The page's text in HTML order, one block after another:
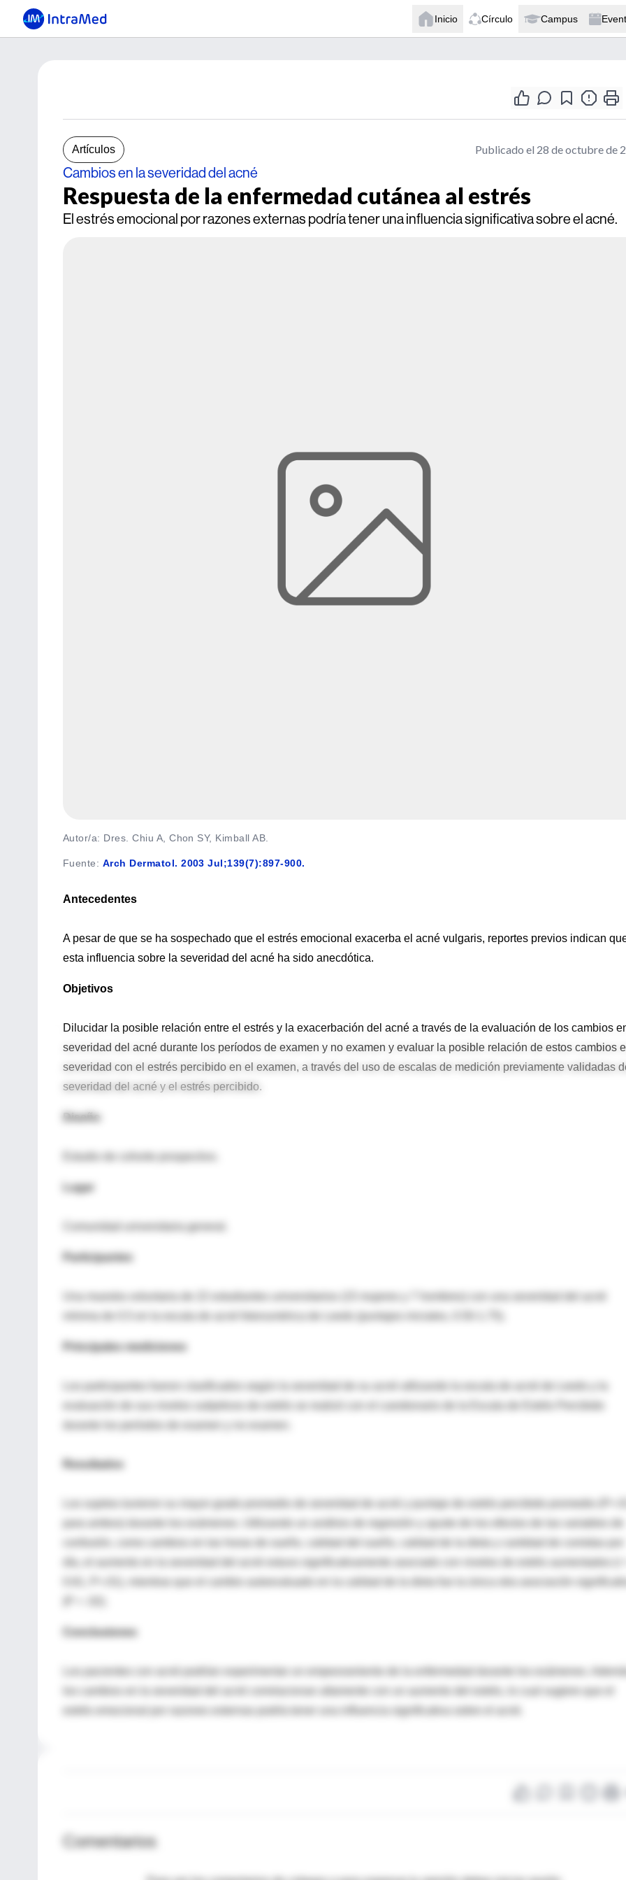
Inicio Círculo Campus
Artículos Publicado el 28 de octubre de
Cambios en la severidad del acné
Respuesta de la enfermedad cutánea al estrés
El estrés emocional por razones externas podría tener una influencia significativa sobre el acné.
Autor/a: Dres. Chiu A, Chon SY, Kimball AB.
Fuente: Arch Dermatol. 2003 Jul;139(7):897-900.
Antecedentes
A pesar de que se ha sospechado que el estrés emocional exacerba el acné vulgaris, reportes previos indican
esta influencia sobre la severidad del acné ha sido anecdótica.
Objetivos
Dilucidar la posible relación entre el estrés y la exacerbación del acné a través de la evaluación de los cambios
severidad del acné durante los períodos de examen y no examen y evaluar la posible relación de estos cambios
severidad con el estrés percibido en el examen, a través del uso de escalas de medición previamente validadas
severidad del acné y el estrés percibido.
Diseño
Lugar
Comunidad universitaria general.
Participantes
mínima de 0.5 en la escala de acné fotonumérica de Leeds (puntajes iniciales, 0.50-1.75).
Principales mediciones
Los participantes fueron clasificados según la severidad de su acné utilizando la escala de acné de Leeds y la
Resultados
Los sujetos tuvieron su mayor grado promedio de severidad de acné y puntaje de estrés percibido promedio
para ambos) durante los exámenes. Utilizando un análisis de regresión y ajuste de los efectos de las variables de
día, el aumento en la severidad del acné estuvo significativamente asociado con niveles de estrés aumentados (r
0.61, P<.01), mientras que el cambio autoevaluado en la calidad de la dieta fue la única otra asociación
Conclusiones
Los pacientes con acné podrían experimentar un empeoramiento de la enfermedad durante los exámenes.
los cambios en la severidad del acné correlacionan altamente con un aumento del estrés, lo cual sugiere que el
estrés emocional por razones externas podría tener una influencia significativa sobre el acné.
Comentarios